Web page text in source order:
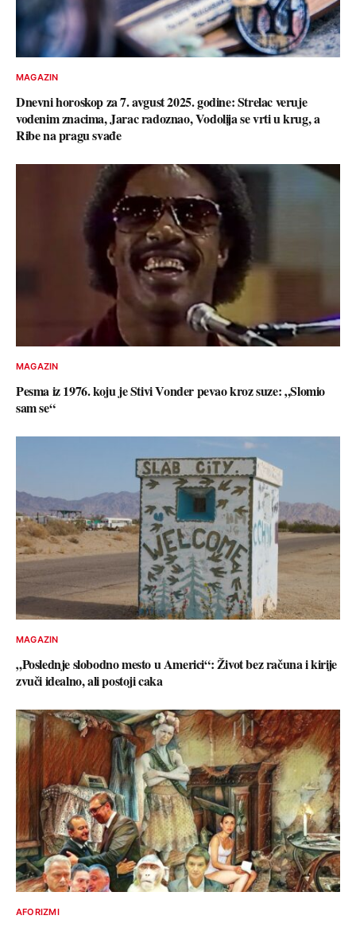
MAGAZIN
Dnevni horoskop za 7. avgust 2025. godine: Strelac veruje
vodenim znacima, Jarac radoznao, Vodolija se vrti u krug, a
Ribe na pragu svađe
MAGAZIN
Pesma iz 1976. koju je Stivi Vonder pevao kroz suze: „Slomio
sam se“
MAGAZIN
„Poslednje slobodno mesto u Americi“: Život bez računa i kirije
zvuči idealno, ali postoji caka
AFORIZMI